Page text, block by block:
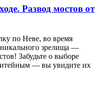
Развод мостов от
по Неве, во время
зрелища —
Забудьте о выборе
— вы увидите их